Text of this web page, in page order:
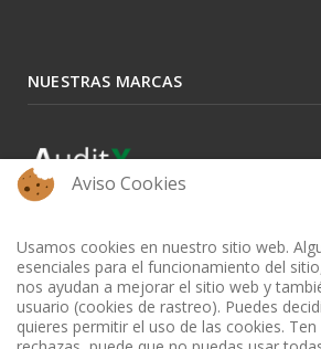
NUESTRAS MARCAS
Aviso Cookies
Usamos cookies en nuestro sitio web.
esenciales para el funcionamiento del
nos ayudan a mejorar el sitio web y
usuario (cookies de rastreo). Puedes
quieres permitir el uso de las cookies.